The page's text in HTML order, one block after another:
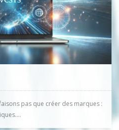
pas que créer des marques :